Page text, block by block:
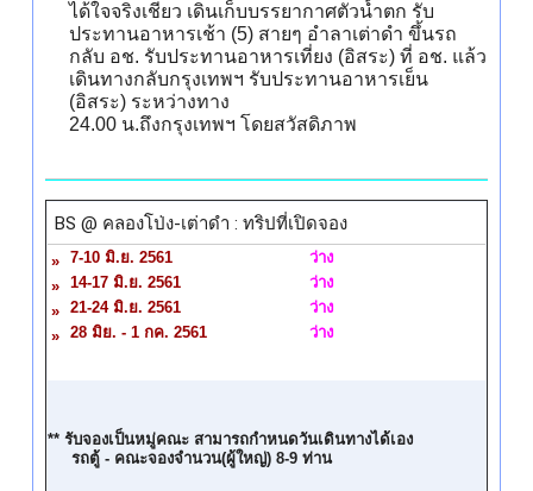
ได้ใจจริงเชียว เดินเก็บบรรยากาศตัวน้ำตก รับ
ประทานอาหารเช้า (5) สายๆ อำลาเต่าดำ ขึ้นรถ
กลับ อช. รับประทานอาหารเที่ยง (อิสระ) ที่ อช. แล้ว
เดินทางกลับกรุงเทพฯ รับประทานอาหารเย็น
(อิสระ) ระหว่างทาง
24.00 น.ถึงกรุงเทพฯ โดยสวัสดิภาพ
** รับจองเป็นหมู่คณะ สามารถกำหนดวันเดินทางได้เอง
รถตู้ - คณะจองจำนวน(ผู้ใหญ่) 8-9 ท่าน